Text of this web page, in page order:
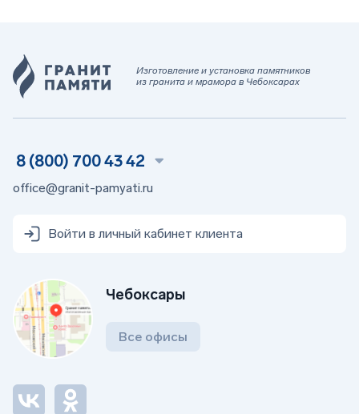
Изготовление и установка памятников
из гранита и мрамора в Чебоксарах
8 (800) 700 43 42
office@granit-pamyati.ru
Войти в личный кабинет клиента
Чебоксары
Все офисы